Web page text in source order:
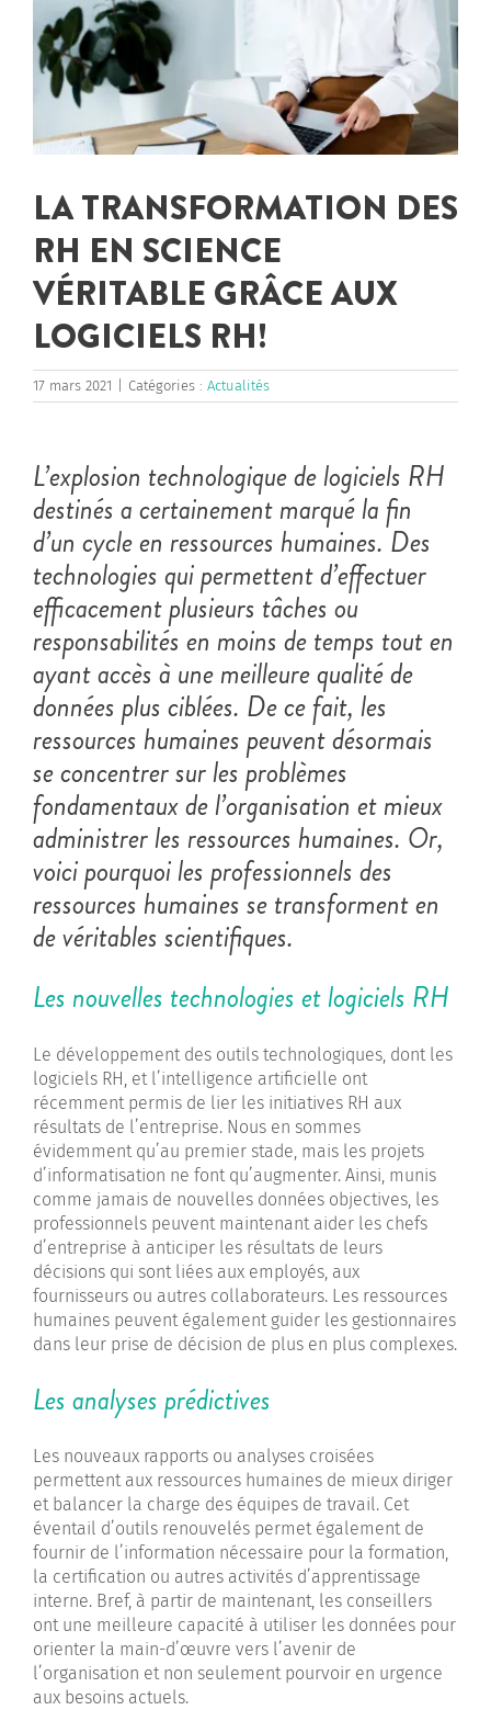
LA TRANSFORMATION DES
RH EN SCIENCE
VÉRITABLE GRÂCE AUX
LOGICIELS RH!
17 mars 2021 Catégories : Actualités
L’explosion technologique de logiciels RH
destinés a certainement marqué la fin
d’un cycle en ressources humaines. Des
technologies qui permettent d’effectuer
efficacement plusieurs tâches ou
responsabilités en moins de temps tout en
ayant accès à une meilleure qualité de
données plus ciblées. De ce fait, les
ressources humaines peuvent désormais
se concentrer sur les problèmes
fondamentaux de l’organisation et mieux
administrer les ressources humaines. Or,
voici pourquoi les professionnels des
ressources humaines se transforment en
de véritables scientifiques.
Les nouvelles technologies et logiciels RH
Le développement des outils technologiques, dont les
logiciels RH, et l’intelligence artificielle ont
récemment permis de lier les initiatives RH aux
résultats de l’entreprise. Nous en sommes
évidemment qu’au premier stade, mais les projets
d’informatisation ne font qu’augmenter. Ainsi, munis
comme jamais de nouvelles données objectives, les
professionnels peuvent maintenant aider les chefs
d’entreprise à anticiper les résultats de leurs
décisions qui sont liées aux employés, aux
fournisseurs ou autres collaborateurs. Les ressources
humaines peuvent également guider les gestionnaires
dans leur prise de décision de plus en plus complexes.
Les analyses prédictives
Les nouveaux rapports ou analyses croisées
permettent aux ressources humaines de mieux diriger
et balancer la charge des équipes de travail. Cet
éventail d’outils renouvelés permet également de
fournir de l’information nécessaire pour la formation,
la certification ou autres activités d’apprentissage
interne. Bref, à partir de maintenant, les conseillers
ont une meilleure capacité à utiliser les données pour
orienter la main-d’œuvre vers l’avenir de
l’organisation et non seulement pourvoir en urgence
aux besoins actuels.